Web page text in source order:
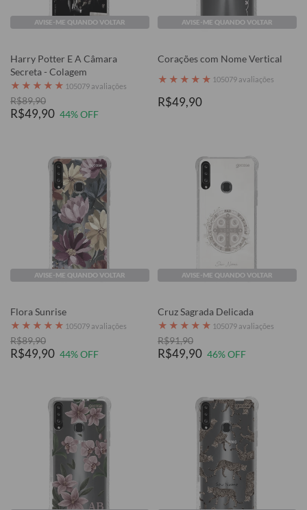
AVISE-ME QUANDO VOLTAR
Harry Potter E A Câmara
Secreta - Colagem
★ ★ ★ ★ ★ 105079 avaliações
R$89,90
R$49,90 44% OFF
AVISE-ME QUANDO VOLTAR
Corações com Nome Vertical
★ ★ ★ ★ ★ 105079 avaliações
R$49,90
AVISE-ME QUANDO VOLTAR
Flora Sunrise
★ ★ ★ ★ ★ 105079 avaliações
R$89,90
R$49,90 44% OFF
AVISE-ME QUANDO VOLTAR
Cruz Sagrada Delicada
★ ★ ★ ★ ★ 105079 avaliações
R$91,90
R$49,90 46% OFF